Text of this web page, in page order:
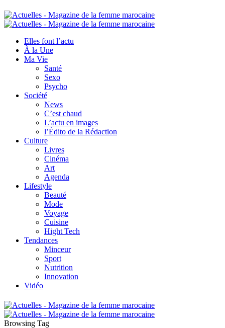
Elles font l’actu
À la Une
Ma Vie
Santé
Sexo
Psycho
Société
News
C’est chaud
L’actu en images
l’Édito de la Rédaction
Culture
Livres
Cinéma
Art
Agenda
Lifestyle
Beauté
Mode
Voyage
Cuisine
Hight Tech
Tendances
Minceur
Sport
Nutrition
Innovation
Vidéo
Browsing Tag